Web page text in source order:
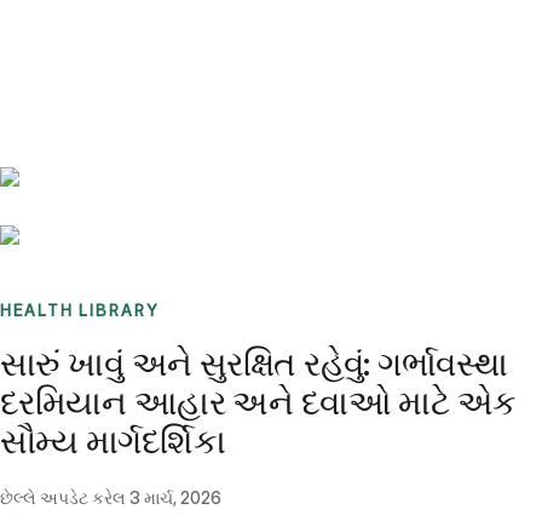
HEALTH LIBRARY
સારું ખાવું અને સુરક્ષિત રહેવું: ગર્ભાવસ્થા
દરમિયાન આહાર અને દવાઓ માટે એક
સૌમ્ય માર્ગદર્શિકા
છેલ્લે અપડેટ કરેલ 3 માર્ચ, 2026